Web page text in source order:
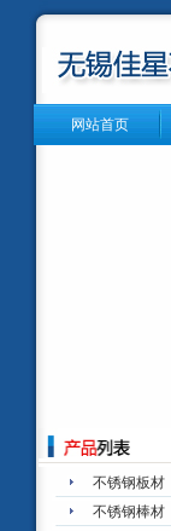
网站首页
不锈钢板材
不锈钢棒材